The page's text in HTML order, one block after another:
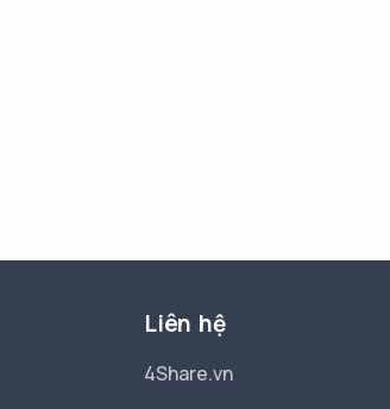
Liên hệ
4Share.vn